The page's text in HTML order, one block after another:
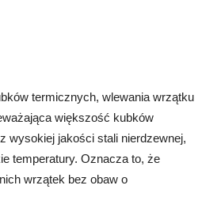
termicznych, wlewania wrzątku
większość kubków
wysokiej jakości stali nierdzewnej,
temperatury. Oznacza to, że
wrzątek bez obaw o